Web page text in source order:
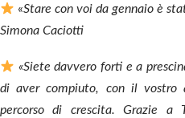
«Stare con voi da gennaio è
Simona Caciotti
«Siete davvero forti e a
di aver compiuto, con il vostro
percorso di crescita. Grazie